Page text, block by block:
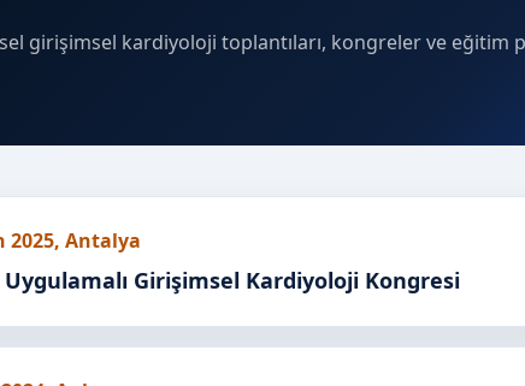
girişimsel kardiyoloji toplantıları, kongreler ve eğitim
2025, Antalya
Uygulamalı Girişimsel Kardiyoloji Kongresi